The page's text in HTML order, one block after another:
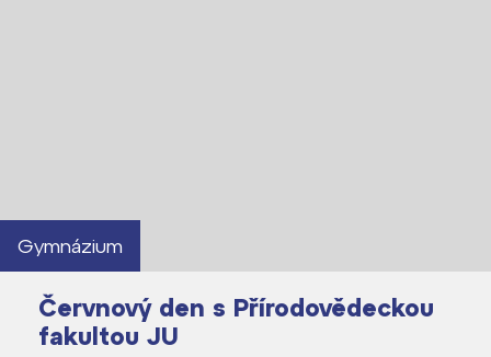
Gymnázium
Červnový den s Přírodovědeckou
fakultou JU